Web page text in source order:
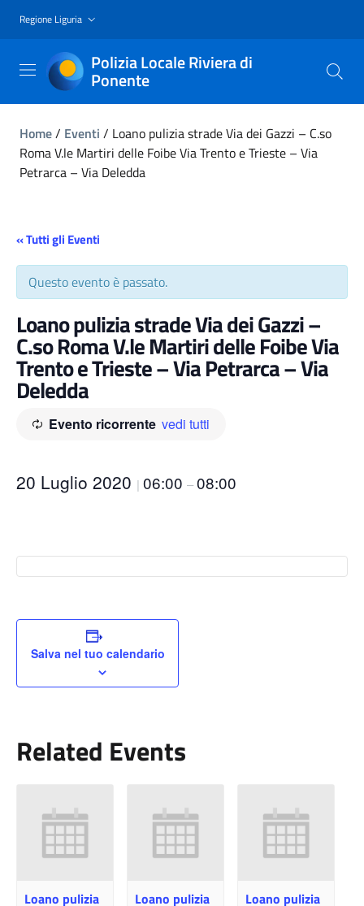
Regione Liguria
Polizia Locale Riviera di
Ponente
Home/ Eventi / Loano pulizia strade Via dei Gazzi – C.so
Roma V.le Martiri delle Foibe Via Trento e Trieste – Via
Petrarca – Via Deledda
« Tutti gli Eventi
Questo evento è passato.
Loano pulizia strade Via dei Gazzi –
C.so Roma V.le Martiri delle Foibe Via
Trento e Trieste – Via Petrarca – Via
Deledda
Evento ricorrente vedi tutti
20 Luglio 2020 | 06:00 –08:00
Salva nel tuo calendario
Related Events
Loano pulizia
Loano pulizia
Loano pulizia